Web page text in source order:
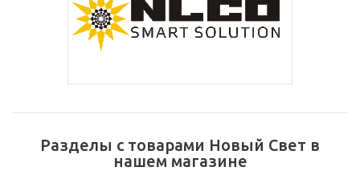
Разделы с товарами Новый Свет в
нашем магазине